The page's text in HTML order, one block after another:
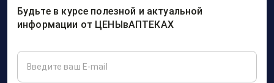
Будьте в курсе полезной и актуальной
информации от ЦЕНЫвАПТЕКАХ